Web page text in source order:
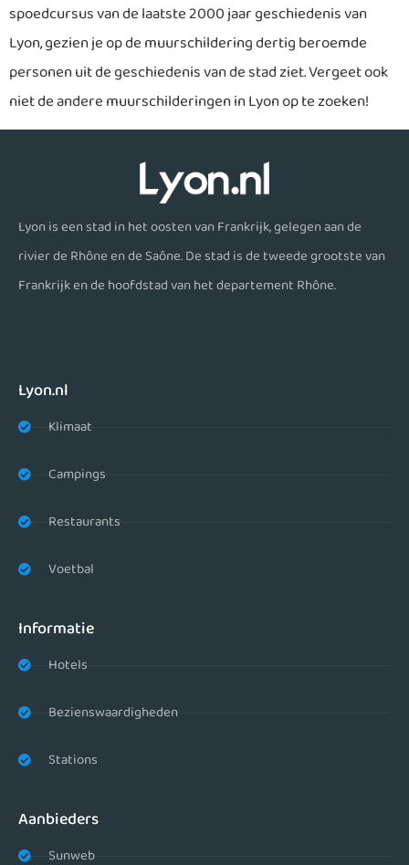
spoedcursus van de laatste 2000 jaar geschiedenis van
Lyon, gezien je op de muurschildering dertig beroemde
personen uit de geschiedenis van de stad ziet. Vergeet ook
niet de andere muurschilderingen in Lyon op te zoeken!
Lyon is een stad in het oosten van Frankrijk, gelegen aan de
rivier de Rhône en de Saône. De stad is de tweede grootste van
Frankrijk en de hoofdstad van het departement Rhône.
Lyon.nl
Klimaat
Campings
Restaurants
Voetbal
Informatie
Hotels
Bezienswaardigheden
Stations
Aanbieders
Sunweb